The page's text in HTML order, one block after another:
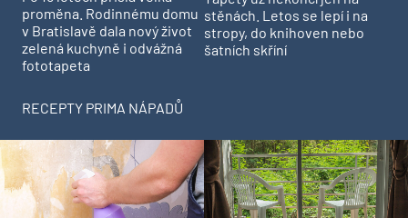
proměna. Rodinnému domu
v Bratislavě dala nový život
zelená kuchyně i odvážná
fototapeta
stěnách. Letos se lepí i na
stropy, do knihoven nebo
šatních skříní
RECEPTY PRIMA NÁPADŮ